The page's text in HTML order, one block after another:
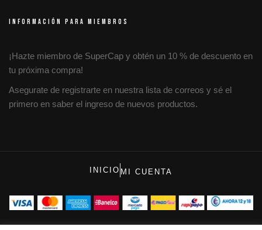
INFORMACIÓN PARA MIEMBROS
¡Hazte miembro de SuperCap y obtén un 10 % de descuento en
tu próxima compra!
Asegurate de registrarte en nuestra lista de correos y sé el
primero en saber el ingreso de nuevos productos.
INICIO MI CUENTA